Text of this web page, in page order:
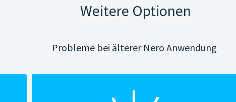
Weitere Optionen
Probleme bei älterer Nero Anwendung